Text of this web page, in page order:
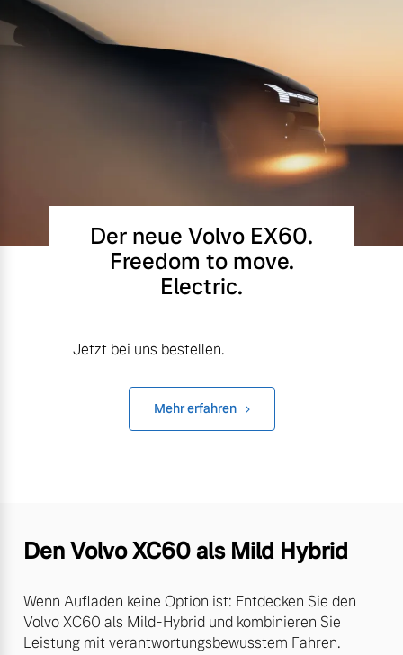
Der neue Volvo EX60.
Freedom to move.
Electric.
Jetzt bei uns bestellen.
Mehr erfahren
Den Volvo XC60 als Mild Hybrid
Wenn Aufladen keine Option ist: Entdecken Sie den
Volvo XC60 als Mild-Hybrid und kombinieren Sie
Leistung mit verantwortungsbewusstem Fahren.